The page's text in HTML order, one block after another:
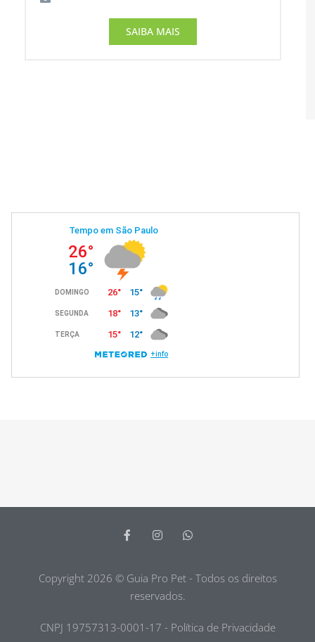
SAIBA MAIS
Copyright 2026 © Guia Pro Pet - Todos os direitos
reservados.
CNPJ 19757313-0001-17 - Política de Privacidade